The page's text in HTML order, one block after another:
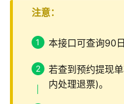
注意：
本接口可查询90
若查到预约提现
内处理退票)。